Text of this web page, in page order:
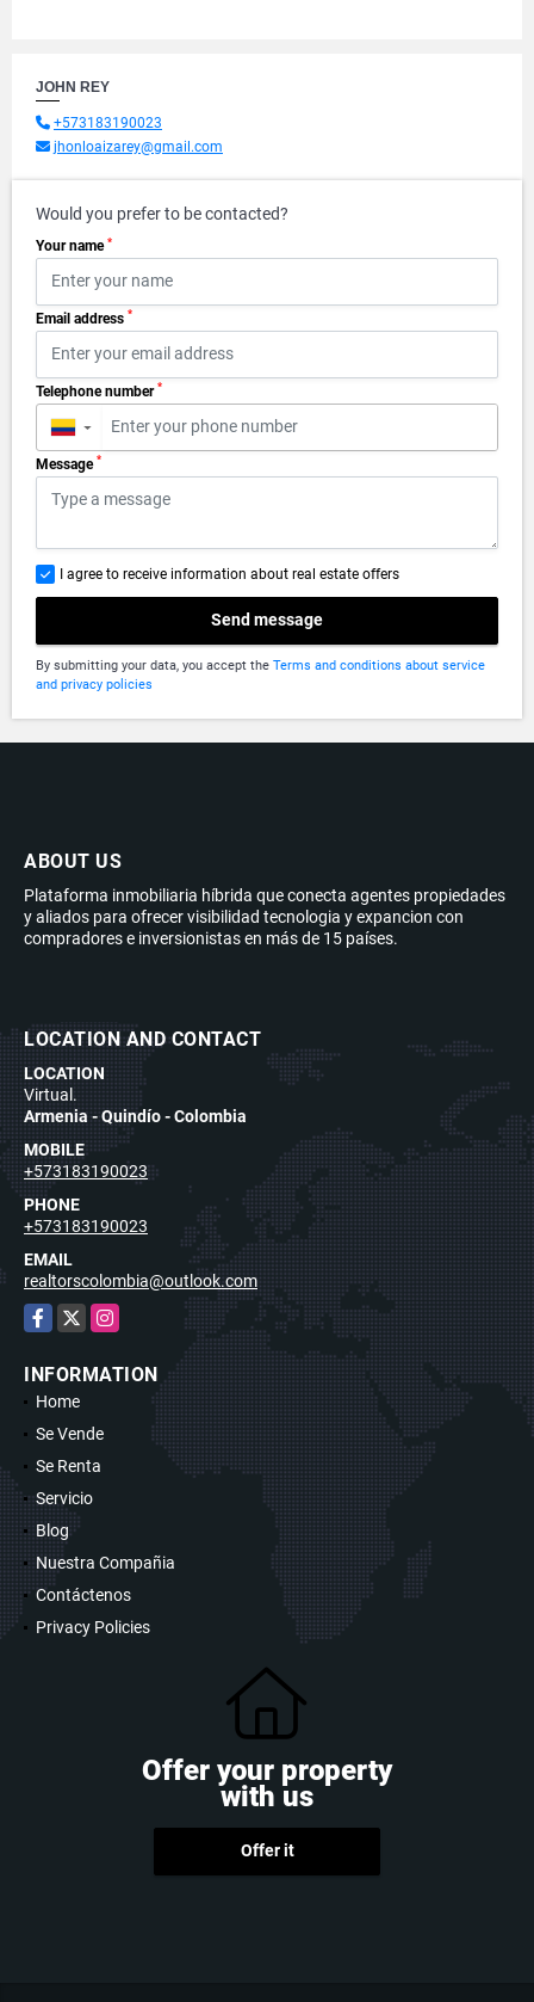
JOHN REY
+573183190023
jhonloaizarey@gmail.com
Would you prefer to be contacted?
Your name *
Email address *
Telephone number *
▼
Message *
I agree to receive information about real estate offers
Send message
By submitting your data, you accept the Terms and conditions about service
and privacy policies
ABOUT US
Plataforma inmobiliaria híbrida que conecta agentes propiedades
y aliados para ofrecer visibilidad tecnologia y expancion con
compradores e inversionistas en más de 15 países.
LOCATION AND CONTACT
LOCATION
Virtual.
Armenia - Quindío - Colombia
MOBILE
+573183190023
PHONE
+573183190023
EMAIL
realtorscolombia@outlook.com
Facebook
X Instagram
INFORMATION
Home
Se Vende
Se Renta
Servicio
Blog
Nuestra Compañia
Contáctenos
Privacy Policies
Offer your property
with us
Offer it